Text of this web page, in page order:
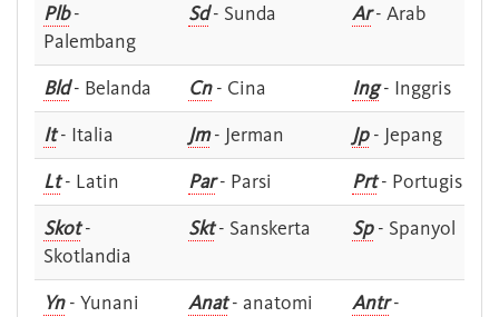
Plb-
Palembang
Sd- Sunda Ar- Arab
Bld- Belanda Cn- Cina Ing- Inggris
It- Italia Jm- Jerman Jp- Jepang
Lt- Latin Par- Parsi Prt- Portugis
Skot-
Skotlandia
Skt- Sanskerta Sp- Spanyol
Yn- Yunani Anat- anatomi Antr-